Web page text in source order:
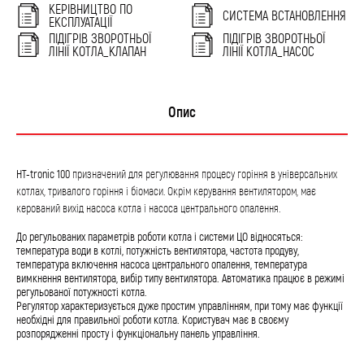
КЕРІВНИЦТВО ПО
ЕКСПЛУАТАЦІЇ
СИСТЕМА ВСТАНОВЛЕННЯ
ПІДІГРІВ ЗВОРОТНЬОЇ
ЛІНІЇ КОТЛА_КЛАПАН
ПІДІГРІВ ЗВОРОТНЬОЇ
ЛІНІЇ КОТЛА_НАСОС
Опис
HT-tronic 100 призначений для регулювання процесу горіння в універсальних
котлах, тривалого горіння і біомаси. Окрім керування вентилятором, має
керований вихід насоса котла і насоса центрального опалення.
До регульованих параметрів роботи котла і системи ЦО відносяться:
температура води в котлі, потужність вентилятора, частота продуву,
температура включення насоса центрального опалення, температура
вимкнення вентилятора, вибір типу вентилятора. Автоматика працює в режимі
регульованої потужності котла.
Регулятор характеризується дуже простим управлінням, при тому має функції
необхідні для правильної роботи котла. Користувач має в своєму
розпорядженні просту і функціональну панель управління.